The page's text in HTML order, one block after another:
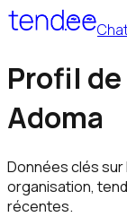
Profil
Adoma
Données clés
organisation,
récentes.